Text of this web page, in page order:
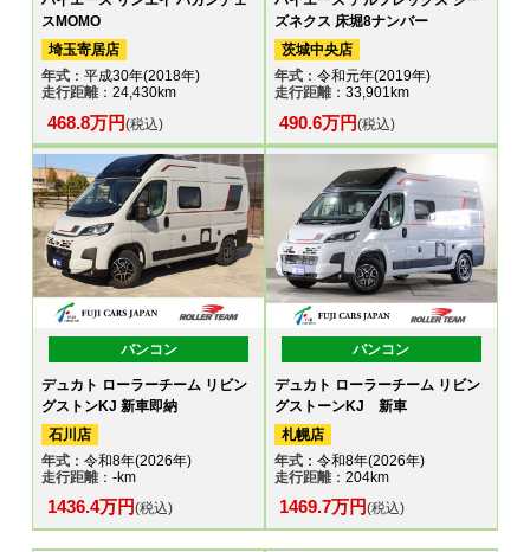
スMOMO
埼玉寄居店
年式 ：平成30年(2018年)
走行距離：24,430km
468.8万円(税込)
ズネクス 床堀8ナンバー
茨城中央店
年式：令和元年(2019年)
走行距離：33,901km
490.6万円(税込)
バンコン
デュカト ローラーチーム リビン
グストンKJ 新車即納
石川店
年式 ：令和8年(2026年)
走行距離：-km
1436.4万円(税込)
バンコン
デュカト ローラーチーム リビン
グストーンKJ 新車
札幌店
年式：令和8年(2026年)
走行距離：204km
1469.7万円(税込)